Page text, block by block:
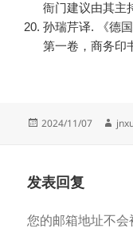
衙门建议由其主
孙瑞芹译. 《德
第一卷，商务印
发
2024/11/07
作
发表回复
您的邮箱地址不会